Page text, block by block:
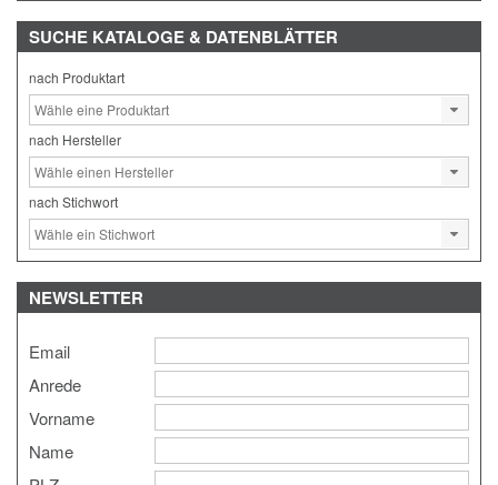
SUCHE KATALOGE & DATENBLÄTTER
nach Produktart
nach Hersteller
nach Stichwort
NEWSLETTER
Email
Anrede
Vorname
Name